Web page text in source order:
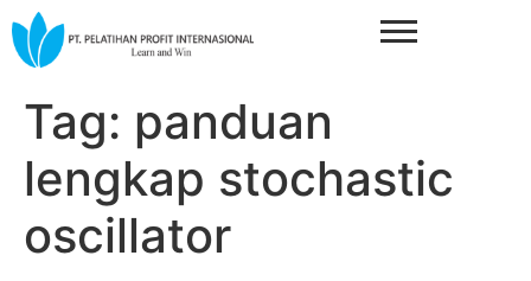
Tag: panduan
lengkap stochastic
oscillator